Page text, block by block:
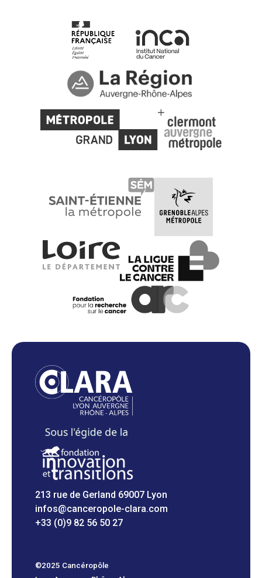
213 rue de Gerland 69007 Lyon
infos@canceropole-clara.com
+33 (0)9 82 56 50 27
©2025 Cancéropôle